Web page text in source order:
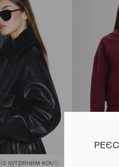
із хутряним коміром чорного